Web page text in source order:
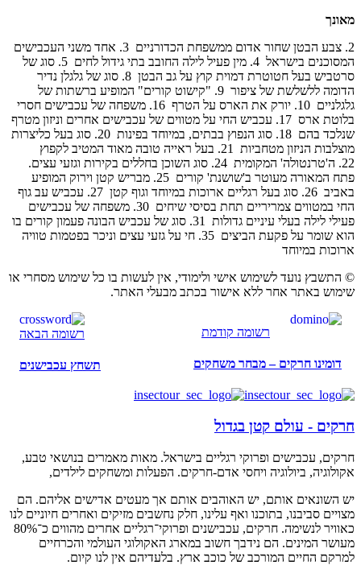
מאונך
2. ‏צבע הבטן שחור אדום ממשפחת הכדורניים‏ 3. ‏אחד משני העכבישים
המסוכנים בישראל‏ 4. ‏מין פעיל לילה החובב בתי גידול לחים‏ 5. ‏סוג של
סרטביש בעל חטוטרת דמוית קוץ על גב הבטן‏ 8. ‏סוג של גלגלן נדיר
הדומה ללשלשת של ציפור‏ 9. ‏"קישוט קורים" המופיע ברשתות של
גלגלניים‏ 10. ‏יורק את הארס על הטרף‏ 16. ‏משפחה של עכבישים חסרי
בלוטת ארס‏ 17. ‏עכביש החי על מטווים של עכבישים אחרים וניזון מטרף
שנלכד בהם‏ 18. ‏סוג הנפוץ בבתים, במיוחד בפינות‏ 20. ‏סוג בעל כליצרות
מוצלבות הניזון מטחביות‏
21. ‏בעל ראייה טובה מאוד המטיב לקפוץ‏
22. ‏ה'טרנטולה' המקומית‏ 24. ‏סוג השוכן בחללים בקירות וגזעי עצים.
פתח המאורה מעוטר ב'שושנת' קורים‏ 25. ‏מבריש קטן וירוק המופיע
באביב‏ 26. ‏סוג בעל רגליים ארוכות במיוחד וגוף קטן‏ 27. ‏עכביש עב גוף
החי במטווים צמריריים תחת בסיסי שיחים‏ 30. ‏משפחה של עכבישים
פעילי לילה בעלי עיניים גדולות‏
31. ‏סוג של עכביש הבונה פעמון קורים בו
הוא שומר על פקעת הביצים‏ 35. ‏חי על גזעי עצים וניכר בפטמות טוויה
ארוכות במיוחד‏
© התשבץ נועד לשימוש אישי ולימודי, אין לעשות בו כל שימוש מסחרי או
שימוש באתר אחר ללא אישור בכתב מבעלי האתר.
רשומה קודמת
דומינו חרקים – מבחר משחקים
רשומה הבאה
תשחץ עכבישנים
חרקים - עולם קטן בגדול
חרקים, עכבישים ופרוקי רגליים בישראל. מאות מאמרים בנושאי טבע,
אקולוגיה, ביולוגיה ויחסי אדם-חרקים. הפעלות ומשחקים לילדים,
יש השונאים אותם, יש האוהבים אותם אך מעטים אדישים אליהם. הם
מצויים סביבנו, בתוכנו ואף עלינו, חלק נחשבים מזיקים ואחרים חיוניים לנו
כאוויר לנשימה. חרקים, עכבישנים ופרוקי־רגליים אחרים מהווים כ־80%
מעושר המינים. הם נידבך חשוב במארג האקולוגי העולמי והכרחיים
למרקם החיים המורכב של כוכב ארץ. בלעדיהם אין לנו קיום.